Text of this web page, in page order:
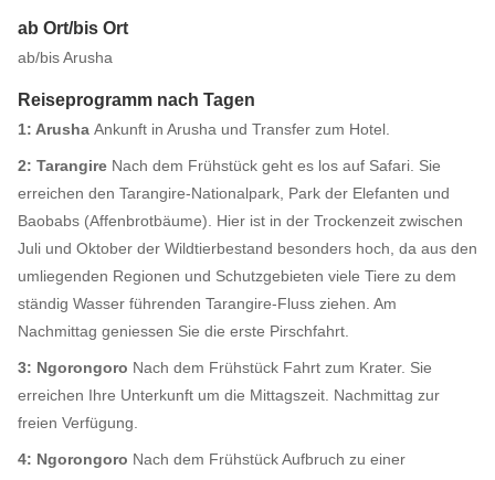
ab Ort/bis Ort
ab/bis Arusha
Reiseprogramm nach Tagen
1: Arusha Ankunft in Arusha und Transfer zum Hotel.
2: Tarangire Nach dem Frühstück geht es los auf Safari. Sie
erreichen den Tarangire-Nationalpark, Park der Elefanten und
Baobabs (Affenbrotbäume). Hier ist in der Trockenzeit zwischen
Juli und Oktober der Wildtierbestand besonders hoch, da aus den
umliegenden Regionen und Schutzgebieten viele Tiere zu dem
ständig Wasser führenden Tarangire-Fluss ziehen. Am
Nachmittag geniessen Sie die erste Pirschfahrt.
3: Ngorongoro Nach dem Frühstück Fahrt zum Krater. Sie
erreichen Ihre Unterkunft um die Mittagszeit. Nachmittag zur
freien Verfügung.
4: Ngorongoro Nach dem Frühstück Aufbruch zu einer